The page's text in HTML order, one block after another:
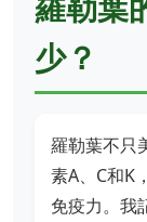
少？
羅勒葉不只
素A、C和K
免疫力。我